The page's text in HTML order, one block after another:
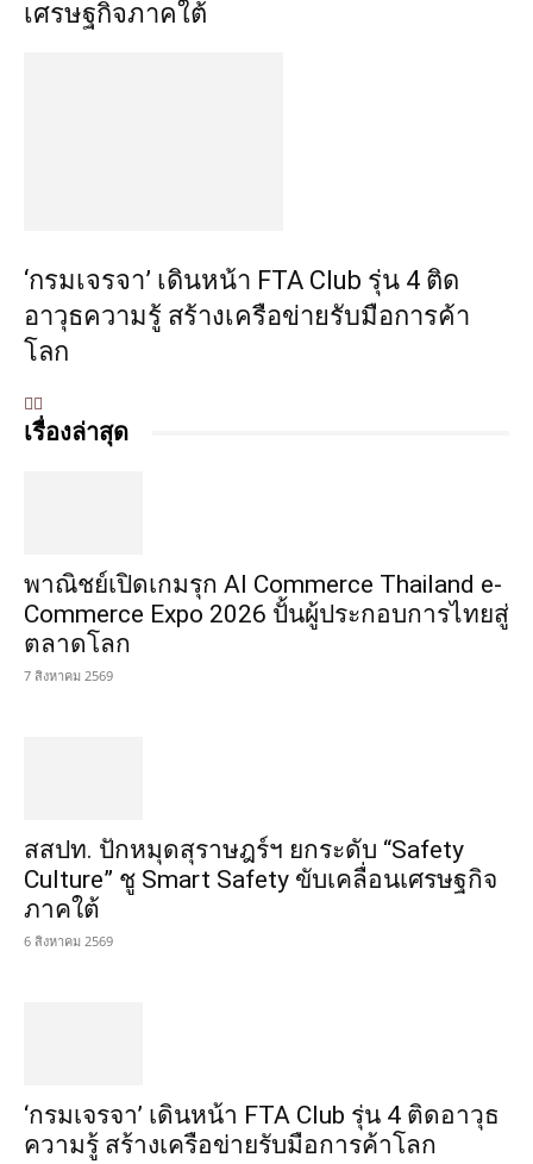
เศรษฐกิจภาคใต้
‘กรมเจรจา’ เดินหน้า FTA Club รุ่น 4 ติด
อาวุธความรู้ สร้างเครือข่ายรับมือการค้า
โลก
เรื่องล่าสุด
พาณิชย์เปิดเกมรุก AI Commerce Thailand e-
Commerce Expo 2026 ปั้นผู้ประกอบการไทยสู่
ตลาดโลก
7 สิงหาคม 2569
สสปท. ปักหมุดสุราษฎร์ฯ ยกระดับ “Safety
Culture” ชู Smart Safety ขับเคลื่อนเศรษฐกิจ
ภาคใต้
6 สิงหาคม 2569
‘กรมเจรจา’ เดินหน้า FTA Club รุ่น 4 ติดอาวุธ
ความรู้ สร้างเครือข่ายรับมือการค้าโลก